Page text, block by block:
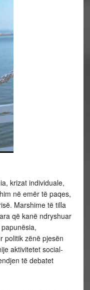
krizat individuale,
në emër të paqes,
Marshime të tilla
që kanë ndryshuar
politik zënë pjesën
aktivitetet social-
të debatet